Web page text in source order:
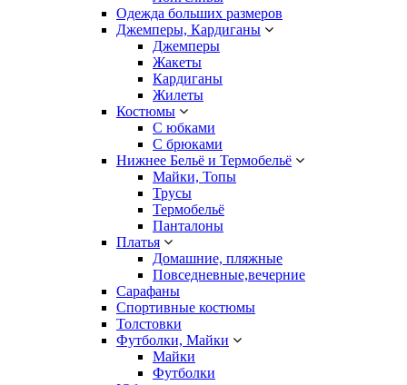
Одежда больших размеров
Джемперы, Кардиганы
Джемперы
Жакеты
Кардиганы
Жилеты
Костюмы
С юбками
С брюками
Нижнее Бельё и Термобельё
Майки, Топы
Трусы
Термобельё
Панталоны
Платья
Домашние, пляжные
Повседневные,вечерние
Сарафаны
Спортивные костюмы
Толстовки
Футболки, Майки
Майки
Футболки